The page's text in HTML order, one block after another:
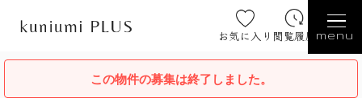
お気に入り 閲覧履歴 menu
この物件の募集は終了しました。